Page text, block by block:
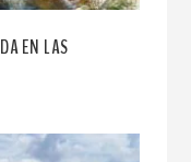
EN LAS